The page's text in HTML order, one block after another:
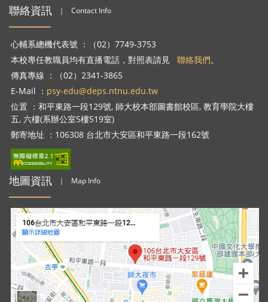
聯絡資訊 ｜ Contact Info
心輔系總機代表號 ：（02）7749-3753
本校專任教職員均有直播電話，對照表請見 聯絡我們。
傳真專線 ：（02）2341-3865
E-Mail ： psy-edu@deps.ntnu.edu.tw
位置 ：和平東路一段129號, 師大校本部圖書館校區, 教育學院大樓
五, 六樓(系辦公室5樓519室)
郵寄地址 ：106308 台北市大安區和平東路一段162號
地圖資訊 ｜ Map Info